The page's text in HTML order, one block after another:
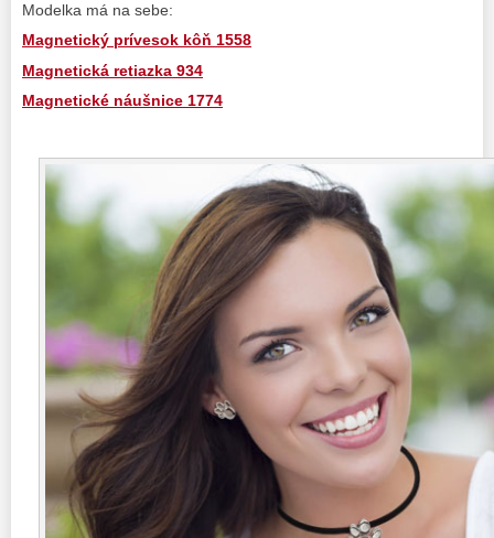
Modelka má na sebe:
Magnetický prívesok kôň 1558
Magnetická retiazka 934
Magnetické náušnice 1774